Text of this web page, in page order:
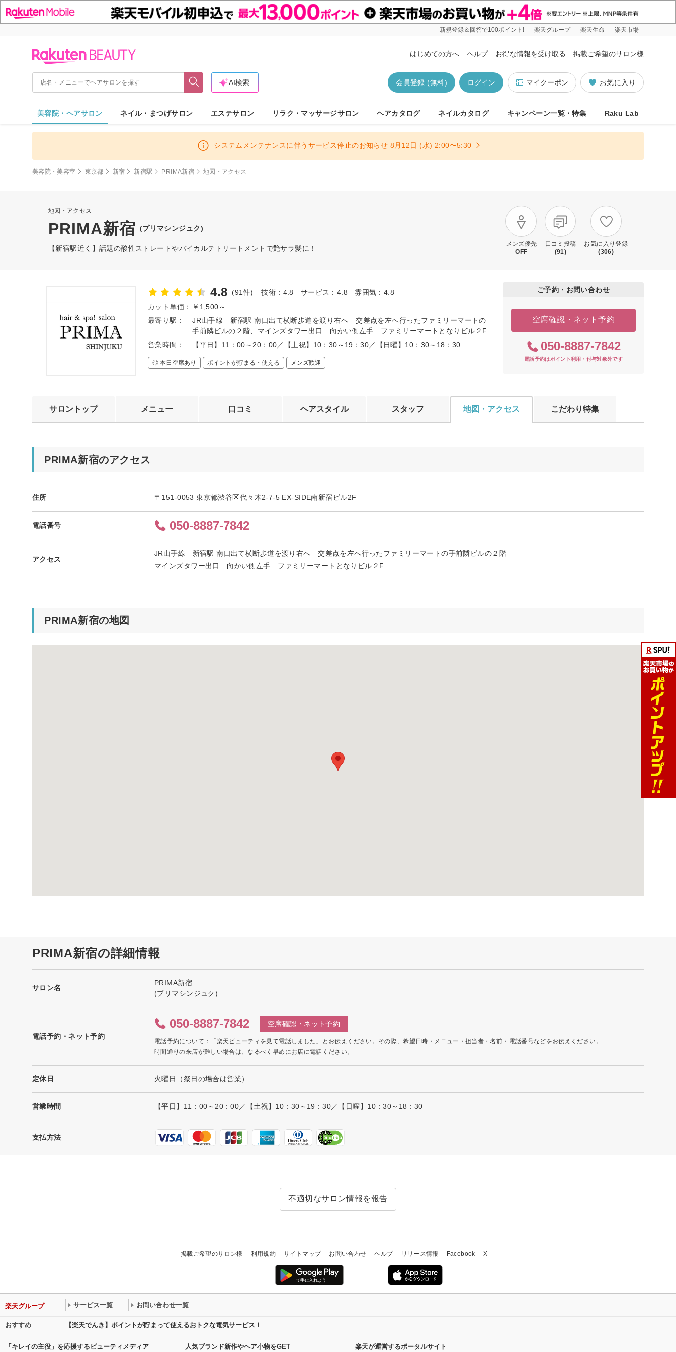
新規登録＆回答で100ポイント! 楽天グループ 楽天生命 楽天市場
はじめての方へ ヘルプ お得な情報を受け取る 掲載ご希望のサロン様
お気に入り
マイクーポン
ログイン
会員登録 (無料)
AI検索
美容院・ヘアサロン ネイル・まつげサロン エステサロン リラク・マッサージサロン ヘアカタログ ネイルカタログ キャンペーン一覧・特集 Raku Lab
システムメンテナンスに伴うサービス停止のお知らせ 8月12日 (水) 2:00〜5:30
美容院・美容室 東京都 新宿 新宿駅 PRIMA新宿 地図・アクセス
地図・アクセス
PRIMA新宿 (プリマシンジュク)
【新宿駅近く】話題の酸性ストレートやバイカルテトリートメントで艶サラ髪に！
メンズ優先
OFF
口コミ投稿
(91)
お気に入り登録
(306)
4.8 (91件) 技術：4.8 サービス：4.8
雰囲気：4.8
カット単価：
￥1,500～
最寄り駅：
JR山手線 新宿駅 南口出て横断歩道を渡り右へ 交差点を左へ行ったファミリーマートの
手前隣ビルの２階、マインズタワー出口 向かい側左手 ファミリーマートとなりビル２F
営業時間：
【平日】11：00～20：00／【土祝】10：30～19：30／【日曜】10：30～18：30
◎ 本日空席あり ポイントが貯まる・使える メンズ歓迎
ご予約・お問い合わせ
空席確認・ネット予約
050-8887-7842
電話予約はポイント利用・付与対象外です
サロントップ メニュー 口コミ ヘアスタイル スタッフ 地図・アクセス こだわり特集
PRIMA新宿のアクセス
住所 〒151-0053 東京都渋谷区代々木2-7-5 EX-SIDE南新宿ビル2F
電話番号 050-8887-7842
アクセス
JR山手線 新宿駅 南口出て横断歩道を渡り右へ 交差点を左へ行ったファミリーマートの手前隣ビルの２階
マインズタワー出口 向かい側左手 ファミリーマートとなりビル２F
PRIMA新宿の地図
PRIMA新宿の詳細情報
サロン名
PRIMA新宿
(プリマシンジュク)
電話予約・ネット予約
050-8887-7842 空席確認・ネット予約
電話予約について：「楽天ビューティを見て電話しました」とお伝えください。その際、希望日時・メニュー・担当者・名前・電話番号などをお伝えください。
時間通りの来店が難しい場合は、なるべく早めにお店に電話ください。
定休日 火曜日（祭日の場合は営業）
営業時間 【平日】11：00～20：00／【土祝】10：30～19：30／【日曜】10：30～18：30
支払方法
不適切なサロン情報を報告
掲載ご希望のサロン様 利用規約 サイトマップ お問い合わせ ヘルプ リリース情報 Facebook X
楽天グループ サービス一覧 お問い合わせ一覧
おすすめ 【楽天でんき】ポイントが貯まって使えるおトクな電気サービス！
「キレイの主役」を応援するビューティメディア 人気ブランド新作やヘア小物をGET 楽天が運営するポータルサイト